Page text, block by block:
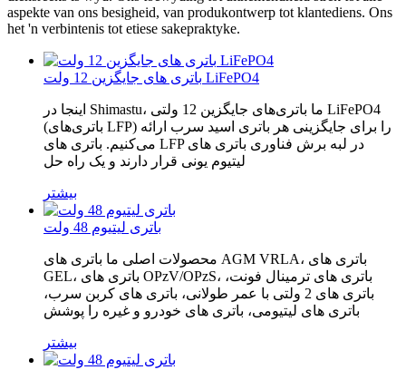
aspekte van ons besigheid, van produkontwerp tot klantediens. Ons
het 'n verbintenis tot etiese sakepraktyke.
باتری های جایگزین 12 ولت LiFePO4
اینجا در Shimastu، ما باتری‌های جایگزین 12 ولتی LiFePO4
(باتری‌های LFP) را برای جایگزینی هر باتری اسید سرب ارائه
می‌کنیم. باتری های LFP در لبه برش فناوری باتری های
لیتیوم یونی قرار دارند و یک راه حل
بیشتر
باتری لیتیوم 48 ولت
محصولات اصلی ما باتری های AGM VRLA، باتری های
GEL، باتری های OPzV/OPzS، باتری های ترمینال فونت،
باتری های 2 ولتی با عمر طولانی، باتری های کربن سرب،
باتری های لیتیومی، باتری های خودرو و غیره را پوشش
بیشتر